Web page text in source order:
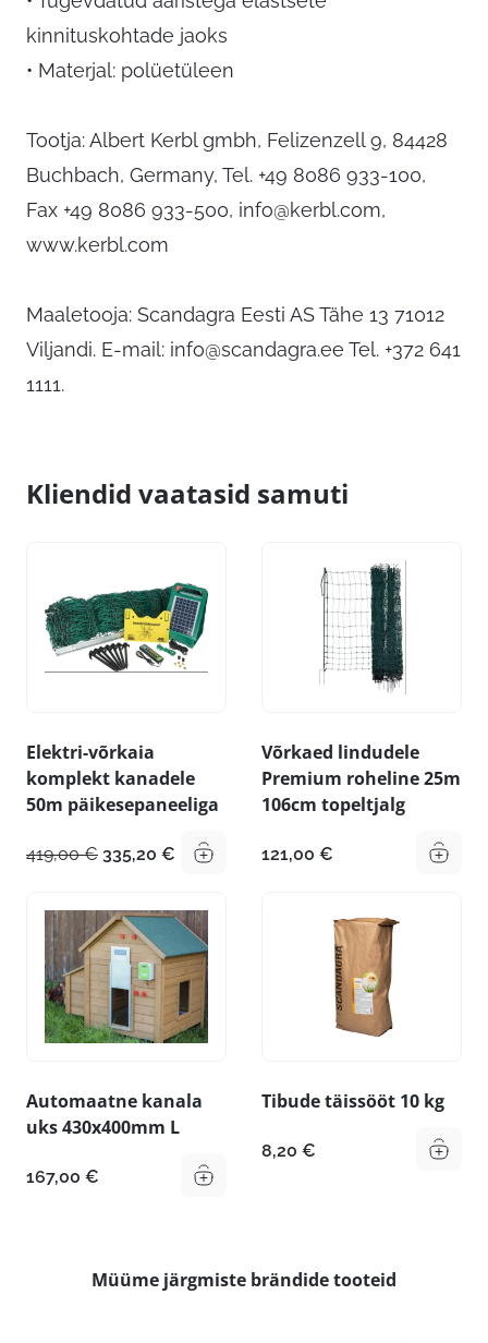
kinnituskohtade jaoks
• Materjal: polüetüleen
Tootja: Albert Kerbl gmbh, Felizenzell 9, 84428
Buchbach, Germany, Tel. +49 8086 933-100,
Fax +49 8086 933-500, info@kerbl.com,
www.kerbl.com
Maaletooja: Scandagra Eesti AS Tähe 13 71012
Viljandi. E-mail: info@scandagra.ee Tel. +372 641
1111.
Kliendid vaatasid samuti
Elektri-võrkaia
komplekt kanadele
50m päikesepaneeliga
419,00€ Algne
419,00 €.
335,20 € Praegune
335,20 €.
Võrkaed lindudele
Premium roheline 25m
106cm topeltjalg
121,00 €
Automaatne kanala
uks 430x400mm L
167,00 €
Tibude täissööt 10 kg
8,20 €
Müüme järgmiste brändide tooteid